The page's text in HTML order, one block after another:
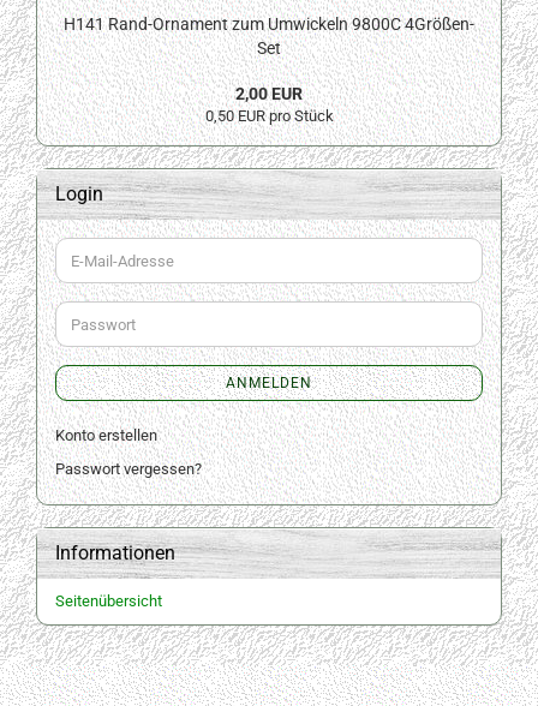
H141 Rand-Ornament zum Umwickeln 9800C 4Größen-
Set
2,00 EUR
0,50 EUR pro Stück
Login
E-
Mail-
Adresse
Passwort
ANMELDEN
Konto erstellen
Passwort vergessen?
Informationen
Seitenübersicht